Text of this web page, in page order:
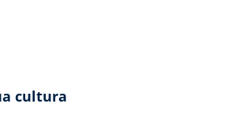
cultura